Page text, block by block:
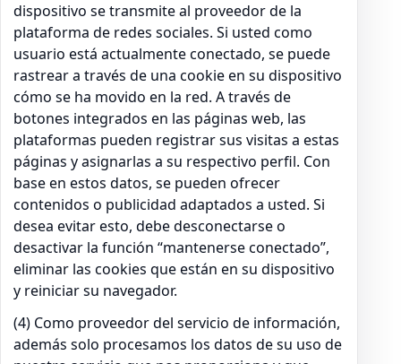
dispositivo se transmite al proveedor de la
plataforma de redes sociales. Si usted como
usuario está actualmente conectado, se puede
rastrear a través de una cookie en su dispositivo
cómo se ha movido en la red. A través de
botones integrados en las páginas web, las
plataformas pueden registrar sus visitas a estas
páginas y asignarlas a su respectivo perfil. Con
base en estos datos, se pueden ofrecer
contenidos o publicidad adaptados a usted. Si
desea evitar esto, debe desconectarse o
desactivar la función “mantenerse conectado”,
eliminar las cookies que están en su dispositivo
y reiniciar su navegador.
(4) Como proveedor del servicio de información,
además solo procesamos los datos de su uso de